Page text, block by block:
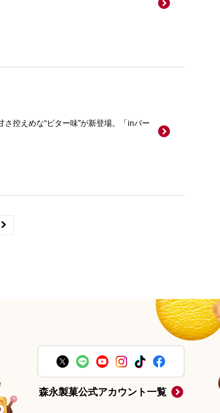
控えめな“ビター味”が新登場。「inバー
森永製菓公式アカウント一覧